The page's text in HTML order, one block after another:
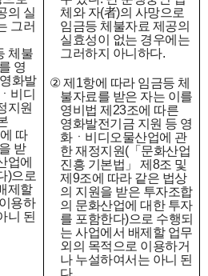
의 실
그러
체불
영
화발
비디
지원
따
받
업에
)으로
제할
용하
니 된
체와 자(者)의 사망으로
임금등 체불자료 제공의
실효성이 없는 경우에는
그러하지 아니하다.
②제 1항에 따라 임금등 체
불자료를 받은 자는 이를
영비법 제 23조에 따른
영화발전기금 지원 등 영
화ㆍ비디오물산업에 관
한 재정지원(「 문화산업
진흥 기본법 」제 8조 및
제 9조에 따라 같은 법상
의 지원을 받은 투자조합
의 문화산업에 대한 투자
를 포함한다)으로 수행되
는 사업에서 배제할 업무
외의 목적으로 이용하거
나 누설하여서는 아니 된
다.